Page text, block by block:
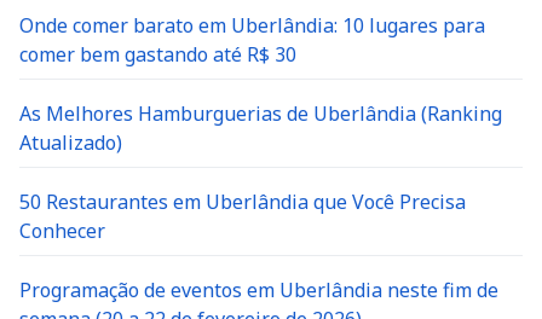
Onde comer barato em Uberlândia: 10 lugares para
comer bem gastando até R$ 30
As Melhores Hamburguerias de Uberlândia (Ranking
Atualizado)
50 Restaurantes em Uberlândia que Você Precisa
Conhecer
Programação de eventos em Uberlândia neste fim de